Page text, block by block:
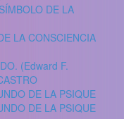
DE LA
LA CONSCIENCIA
(Edward F.
DE LA PSIQUE
DE LA PSIQUE